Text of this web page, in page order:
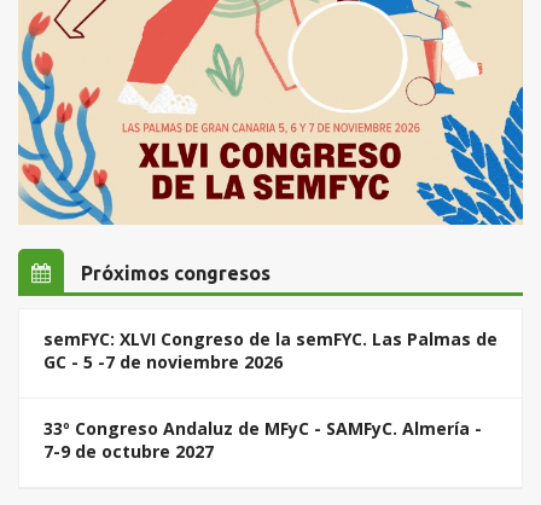
Próximos congresos
semFYC: XLVI Congreso de la semFYC. Las Palmas de
GC - 5 -7 de noviembre 2026
33º Congreso Andaluz de MFyC - SAMFyC. Almería -
7-9 de octubre 2027